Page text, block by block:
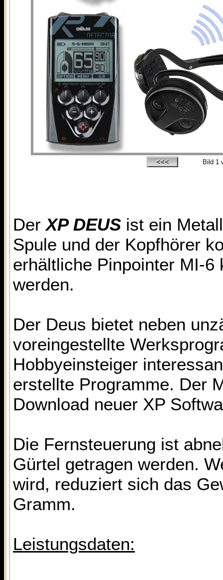
Bild 1
DerXP DEUS ist ein
Spule und der Kopfhörer
erhältliche Pinpointer MI-
werden.
Der Deus bietet neben
voreingestellte
Hobbyeinsteiger
erstellte Programme. Der
Download neuer XP
Die Fernsteuerung ist
Gürtel getragen werden.
wird, reduziert sich das
Gramm.
Leistungsdaten: